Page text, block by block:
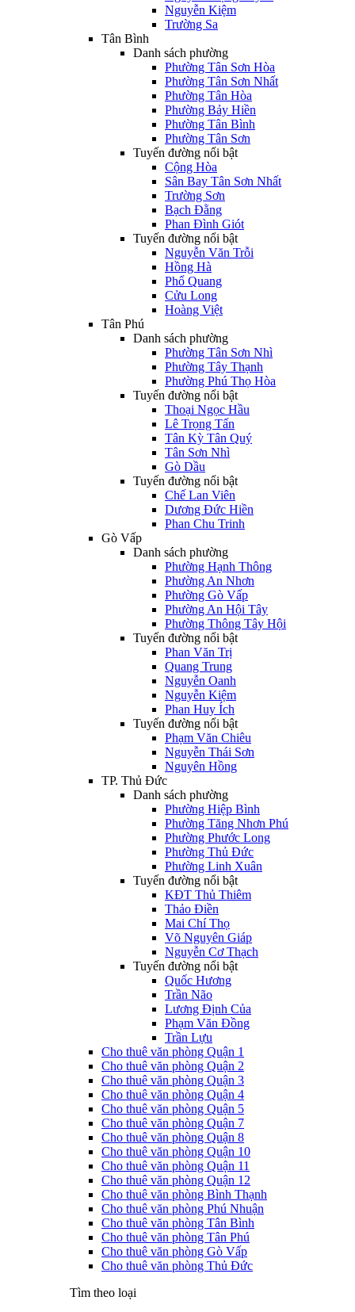
Nguyễn Kiệm
Trường Sa
Tân Bình
Danh sách phường
Phường Tân Sơn Hòa
Phường Tân Sơn Nhất
Phường Tân Hòa
Phường Bảy Hiền
Phường Tân Bình
Phường Tân Sơn
Tuyến đường nổi bật
Cộng Hòa
Sân Bay Tân Sơn Nhất
Trường Sơn
Bạch Đằng
Phan Đình Giót
Tuyến đường nổi bật
Nguyễn Văn Trỗi
Hồng Hà
Phổ Quang
Cửu Long
Hoàng Việt
Tân Phú
Danh sách phường
Phường Tân Sơn Nhì
Phường Tây Thạnh
Phường Phú Thọ Hòa
Tuyến đường nổi bật
Thoại Ngọc Hầu
Lê Trọng Tấn
Tân Kỳ Tân Quý
Tân Sơn Nhì
Gò Dầu
Tuyến đường nổi bật
Chế Lan Viên
Dương Đức Hiền
Phan Chu Trinh
Gò Vấp
Danh sách phường
Phường Hạnh Thông
Phường An Nhơn
Phường Gò Vấp
Phường An Hội Tây
Phường Thông Tây Hội
Tuyến đường nổi bật
Phan Văn Trị
Quang Trung
Nguyễn Oanh
Nguyễn Kiệm
Phan Huy Ích
Tuyến đường nổi bật
Phạm Văn Chiêu
Nguyễn Thái Sơn
Nguyên Hồng
TP. Thủ Đức
Danh sách phường
Phường Hiệp Bình
Phường Tăng Nhơn Phú
Phường Phước Long
Phường Thủ Đức
Phường Linh Xuân
Tuyến đường nổi bật
KĐT Thủ Thiêm
Thảo Điền
Mai Chí Thọ
Võ Nguyên Giáp
Nguyễn Cơ Thạch
Tuyến đường nổi bật
Quốc Hương
Trần Não
Lương Định Của
Phạm Văn Đồng
Trần Lựu
Cho thuê văn phòng Quận 1
Cho thuê văn phòng Quận 2
Cho thuê văn phòng Quận 3
Cho thuê văn phòng Quận 4
Cho thuê văn phòng Quận 5
Cho thuê văn phòng Quận 7
Cho thuê văn phòng Quận 8
Cho thuê văn phòng Quận 10
Cho thuê văn phòng Quận 11
Cho thuê văn phòng Quận 12
Cho thuê văn phòng Bình Thạnh
Cho thuê văn phòng Phú Nhuận
Cho thuê văn phòng Tân Bình
Cho thuê văn phòng Tân Phú
Cho thuê văn phòng Gò Vấp
Cho thuê văn phòng Thủ Đức
Tìm theo loại